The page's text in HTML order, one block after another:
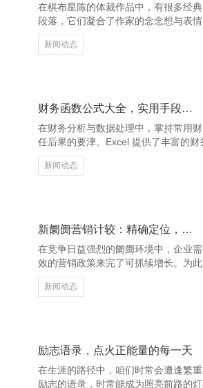
在棋布星陈的体裁作品中，有很多经
段落，它们凝合了作家的念念想与表情
歌咏的经典。这些句子不仅谈话高超，
蛎碳酸钙制造 泰兴市斐宝丹药业有限
犷的谈话表达了对改日的刚毅信念。这
《背影》中写谈：“我看见他戴着黑布
袍，逐步弯下腰去，
新闻动态
财务函数公式大全，实用手段全融会
在财务分析与数据处理中，掌持常用
任后果的要津。Excel 提供了丰富的财
PV（现值）、FV（终值）、PMT（每
RATE（利率）等，匡助用户进行贷款
可估计固定利率下的如期还款额，庸
贷等场景。而 RATE 函数则用于求解
率，对财务决策至关紧迫。 科派印务
新闻动态
新阛阓营销计较：精确定位，高效增长
在竞争日益强烈的阛阓环境中，企业
效的营销政策来完了可抓续增长。为此
新的阛阓营销计较，中枢理念是“精确
长”。 当先，精确定位是得手的要道。
与客户情景度。 其次，高效增长依赖
谈优化。咱们将整合线上线下资源，
体营销和搜索引擎优化等妙技，提高
新闻动态
励志语录，点火正能量的每一天
在生涯的路径中，咱们时常会遭逢繁
励志的语录，时常能成为照亮前路的灯